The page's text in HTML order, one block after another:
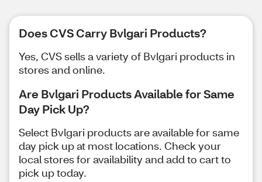
Does CVS Carry Bvlgari Products?
Yes, CVS sells a variety of Bvlgari products in
stores and online.
Are Bvlgari Products Available for Same
Day Pick Up?
Select Bvlgari products are available for same
day pick up at most locations. Check your
local stores for availability and add to cart to
pick up today.